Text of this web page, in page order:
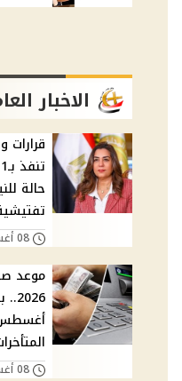
الاخبار
قرارات
حالة
08 أغسطس, 2026 02:22 م
موعد
08 أغسطس, 2026 02:10 م